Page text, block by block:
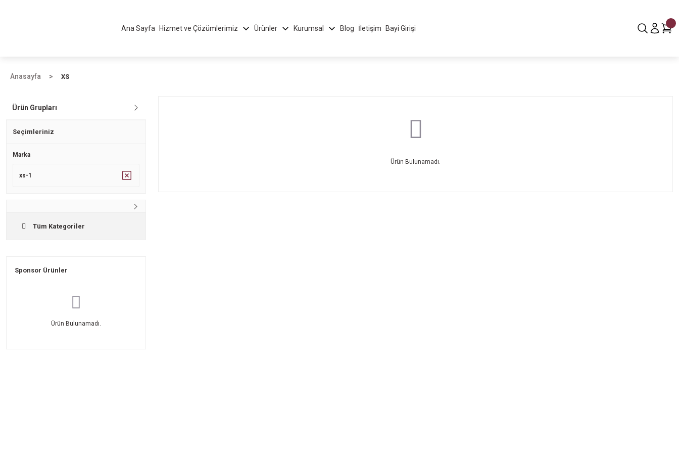
Ana Sayfa Hizmet ve Çözümlerimiz Ürünler Kurumsal Blog İletişim Bayi Girişi
Anasayfa XS
Ürün Grupları
Seçimleriniz
Marka
xs-1
Tüm Kategoriler
Sponsor Ürünler
Ürün Bulunamadı.
Ürün Bulunamadı.